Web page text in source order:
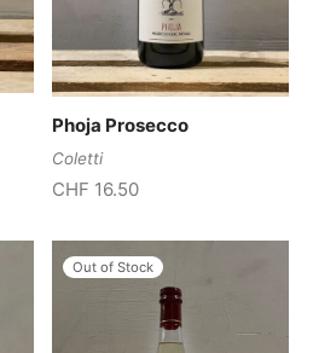
Phoja Prosecco
Coletti
CHF 16.50
Out of Stock